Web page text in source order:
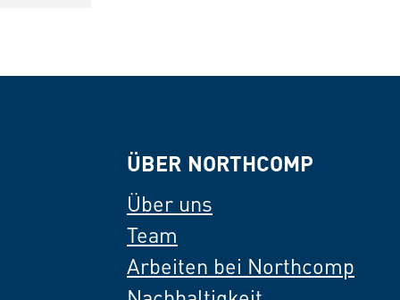
ÜBER NORTHCOMP
Über uns
Team
Arbeiten bei Northcomp